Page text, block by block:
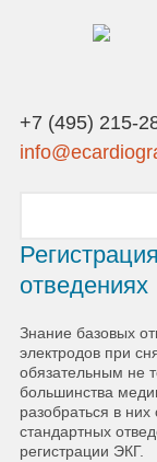
+7 (495) 215-
отведениях
Знание базовых
электродов при
обязательным не
большинства
разобраться в
стандартных
регистрации ЭКГ.